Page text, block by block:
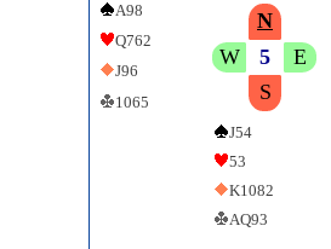
A98
N
W
5
E
S
Q762
J96
1065
J54
53
K1082
AQ93